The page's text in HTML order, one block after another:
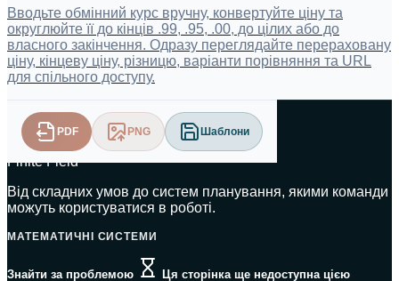
Вводьте обмінний курс вручну, конвертуйте ціну та
округлюйте її до кінців .99, .95, .00, до цілих або до
власного закінчення. Одразу переглядайте перераховану
ціну, кінцеву ціну, різницю, варіанти порівняння та URL
для спільного доступу.
PDF PNG Шаблони
Finite Field
Від складних умов до систем планування, якими команди
можуть користуватися в роботі.
МАТЕМАТИЧНІ СИСТЕМИ
Знайти за проблемою
Ця сторінка ще недоступна цією